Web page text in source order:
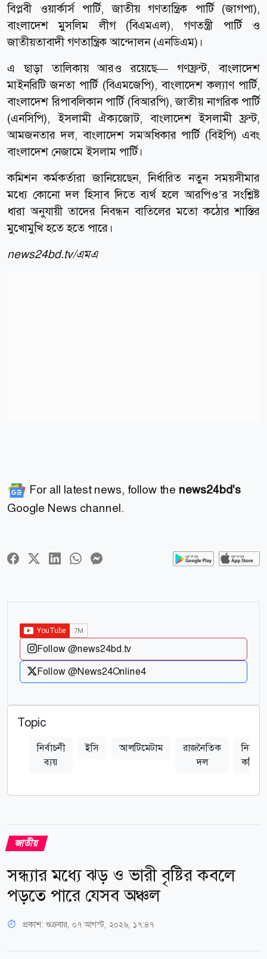
বিপ্লবী ওয়ার্কার্স পার্টি, জাতীয় গণতান্ত্রিক পার্টি (জাগপা),
বাংলাদেশ মুসলিম লীগ (বিএমএল), গণতন্ত্রী পার্টি ও
জাতীয়তাবাদী গণতান্ত্রিক আন্দোলন (এনডিএম)।
এ ছাড়া তালিকায় আরও রয়েছে— গণফ্রন্ট, বাংলাদেশ
মাইনরিটি জনতা পার্টি (বিএমজেপি), বাংলাদেশ কল্যাণ পার্টি,
বাংলাদেশ রিপাবলিকান পার্টি (বিআরপি), জাতীয় নাগরিক পার্টি
(এনসিপি), ইসলামী ঐক্যজোট, বাংলাদেশ ইসলামী ফ্রন্ট,
আমজনতার দল, বাংলাদেশ সমঅধিকার পার্টি (বিইপি) এবং
বাংলাদেশ নেজামে ইসলাম পার্টি।
কমিশন কর্মকর্তারা জানিয়েছেন, নির্ধারিত নতুন সময়সীমার
মধ্যে কোনো দল হিসাব দিতে ব্যর্থ হলে আরপিও’র সংশ্লিষ্ট
ধারা অনুযায়ী তাদের নিবন্ধন বাতিলের মতো কঠোর শাস্তির
মুখোমুখি হতে হতে পারে।
news24bd.tv/এমএ
For all latest news, follow the news24bd's
Google News channel.
Follow @news24bd.tv
Follow @News24Online4
Topic
নির্বাচনী
ব্যয়
ইসি আলটিমেটাম
রাজনৈতিক
দল
নির্বাচন
কমিশন
জাতীয়
সন্ধ্যার মধ্যে ঝড় ও ভারী বৃষ্টির কবলে
পড়তে পারে যেসব অঞ্চল
প্রকাশ: শুক্রবার, ০৭ আগস্ট, ২০২৬, ১৭:৪৭